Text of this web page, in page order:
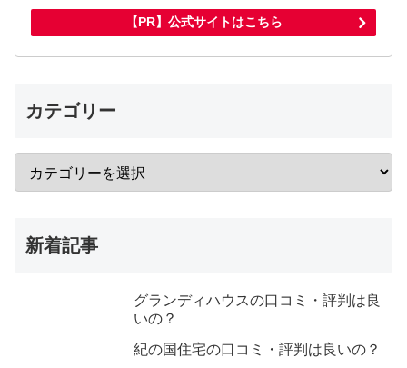
【PR】公式サイトはこちら
カテゴリー
新着記事
グランディハウスの口コミ・評判は良
いの？
紀の国住宅の口コミ・評判は良いの？